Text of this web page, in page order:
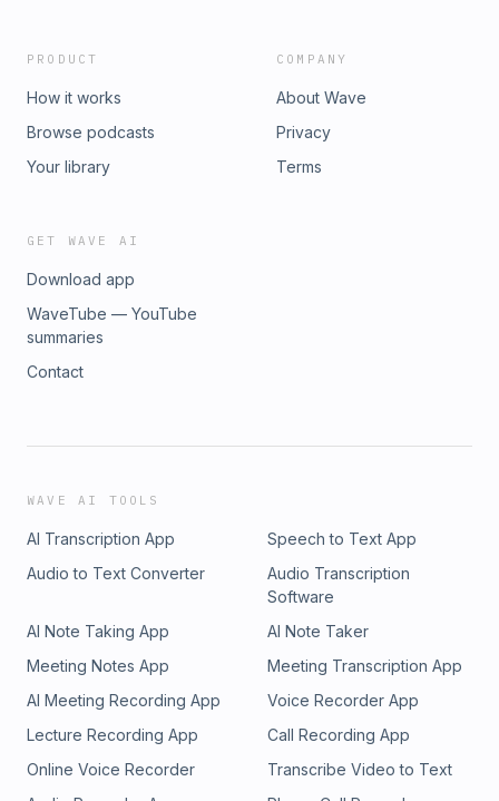
PRODUCT
How it works
Browse podcasts
Your library
COMPANY
About Wave
Privacy
Terms
GET WAVE AI
Download app
WaveTube — YouTube
summaries
Contact
WAVE AI TOOLS
AI Transcription App
Speech to Text App
Audio to Text Converter
Audio Transcription
Software
AI Note Taking App
AI Note Taker
Meeting Notes App
Meeting Transcription App
AI Meeting Recording App
Voice Recorder App
Lecture Recording App
Call Recording App
Online Voice Recorder
Transcribe Video to Text